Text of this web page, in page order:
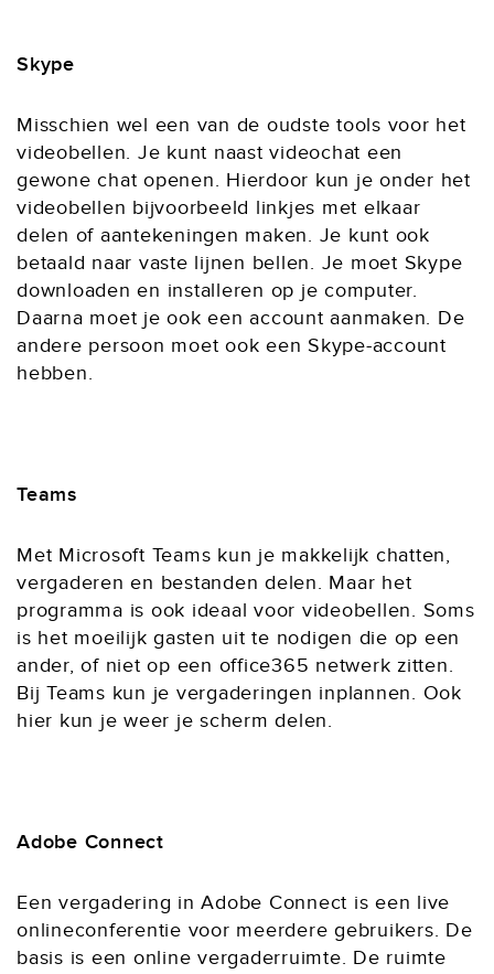
Skype
Misschien wel een van de oudste tools voor het
videobellen. Je kunt naast videochat een
gewone chat openen. Hierdoor kun je onder het
videobellen bijvoorbeeld linkjes met elkaar
delen of aantekeningen maken. Je kunt ook
betaald naar vaste lijnen bellen. Je moet Skype
downloaden en installeren op je computer.
Daarna moet je ook een account aanmaken. De
andere persoon moet ook een Skype-account
hebben.
Teams
Met Microsoft Teams kun je makkelijk chatten,
vergaderen en bestanden delen. Maar het
programma is ook ideaal voor videobellen. Soms
is het moeilijk gasten uit te nodigen die op een
ander, of niet op een office365 netwerk zitten.
Bij Teams kun je vergaderingen inplannen. Ook
hier kun je weer je scherm delen.
Adobe Connect
Een vergadering in Adobe Connect is een live
onlineconferentie voor meerdere gebruikers. De
basis is een online vergaderruimte. De ruimte